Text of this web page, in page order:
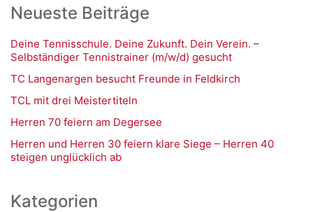
Neueste Beiträge
Deine Tennisschule. Deine Zukunft. Dein Verein. –
Selbständiger Tennistrainer (m/w/d) gesucht
TC Langenargen besucht Freunde in Feldkirch
TCL mit drei Meistertiteln
Herren 70 feiern am Degersee
Herren und Herren 30 feiern klare Siege – Herren 40
steigen unglücklich ab
Kategorien